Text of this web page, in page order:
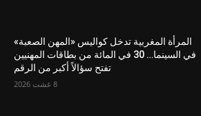
المرأة المغربية تدخل كواليس «المهن الصعبة»
في السينما… 30 في المائة من بطاقات المهنيين
تفتح سؤالاً أكبر من الرقم
8 غشت 2026